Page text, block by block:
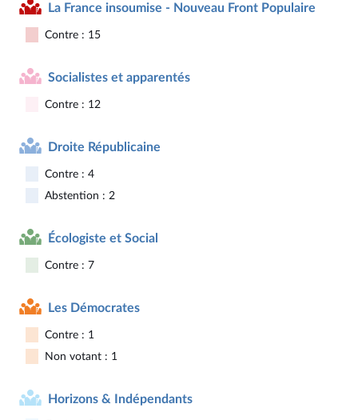
La France insoumise - Nouveau Front Populaire
Contre : 15
Socialistes et apparentés
Contre : 12
Droite Républicaine
Contre : 4
Abstention : 2
Écologiste et Social
Contre : 7
Les Démocrates
Contre : 1
Non votant : 1
Horizons & Indépendants